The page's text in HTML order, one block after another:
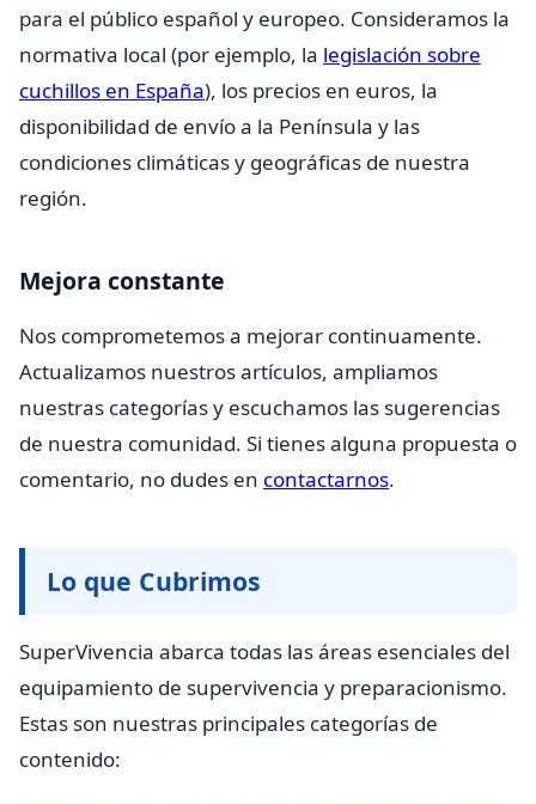
para el público español y europeo. Consideramos la
normativa local (por ejemplo, la legislación sobre
cuchillos en España), los precios en euros, la
disponibilidad de envío a la Península y las
condiciones climáticas y geográficas de nuestra
región.
Mejora constante
Nos comprometemos a mejorar continuamente.
Actualizamos nuestros artículos, ampliamos
nuestras categorías y escuchamos las sugerencias
de nuestra comunidad. Si tienes alguna propuesta o
comentario, no dudes en contactarnos.
Lo que Cubrimos
SuperVivencia abarca todas las áreas esenciales del
equipamiento de supervivencia y preparacionismo.
Estas son nuestras principales categorías de
contenido: